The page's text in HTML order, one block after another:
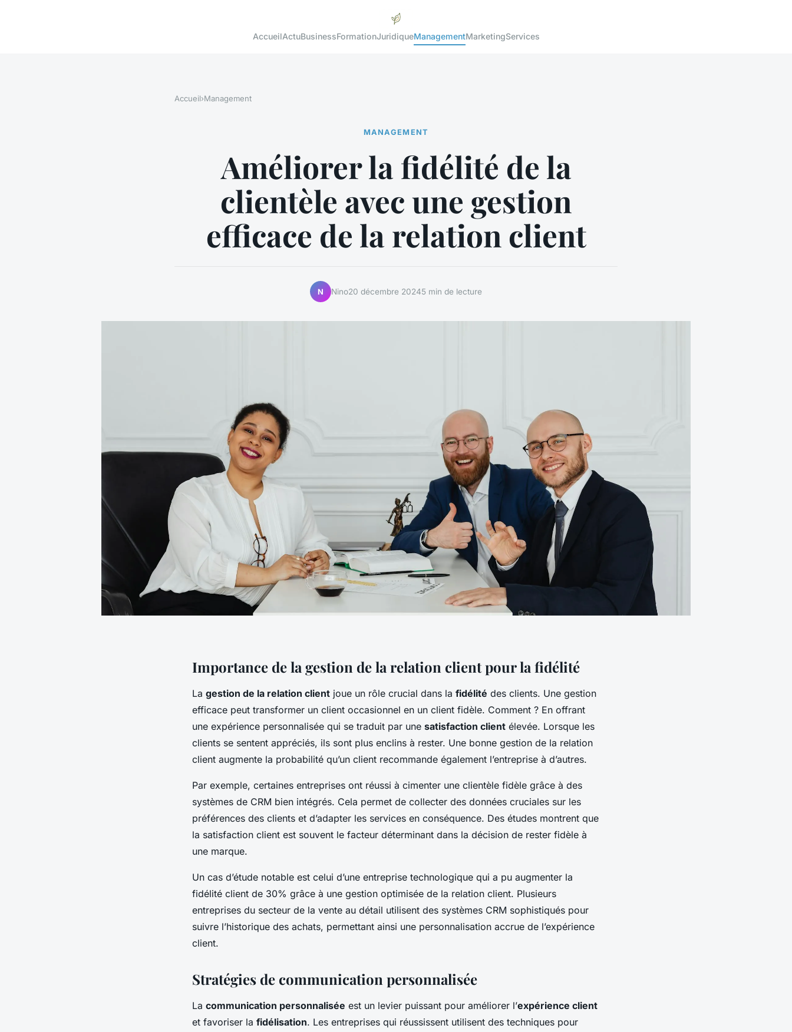
AccueilActuBusinessFormationJuridiqueManagementMarketingServices
Accueil›Management
MANAGEMENT
Améliorer la fidélité de la
clientèle avec une gestion
efficace de la relation client
N Nino20 décembre 20245 min de lecture
Importance de la gestion de la relation client pour la fidélité
La gestion de la relation client joue un rôle crucial dans la fidélité des clients. Une gestion
efficace peut transformer un client occasionnel en un client fidèle. Comment ? En offrant
une expérience personnalisée qui se traduit par une satisfaction client élevée. Lorsque les
clients se sentent appréciés, ils sont plus enclins à rester. Une bonne gestion de la relation
client augmente la probabilité qu’un client recommande également l’entreprise à d’autres.
Par exemple, certaines entreprises ont réussi à cimenter une clientèle fidèle grâce à des
systèmes de CRM bien intégrés. Cela permet de collecter des données cruciales sur les
préférences des clients et d’adapter les services en conséquence. Des études montrent que
la satisfaction client est souvent le facteur déterminant dans la décision de rester fidèle à
une marque.
Un cas d’étude notable est celui d’une entreprise technologique qui a pu augmenter la
fidélité client de 30% grâce à une gestion optimisée de la relation client. Plusieurs
entreprises du secteur de la vente au détail utilisent des systèmes CRM sophistiqués pour
suivre l’historique des achats, permettant ainsi une personnalisation accrue de l’expérience
client.
Stratégies de communication personnalisée
La communication personnalisée est un levier puissant pour améliorer l’expérience client
et favoriser la fidélisation. Les entreprises qui réussissent utilisent des techniques pour